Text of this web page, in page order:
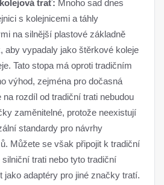
trať: Mnoho sad dnes
s kolejnicemi a táhly
na silnější plastové základně
aby vypadaly jako štěrkové koleje
Tato stopa má oproti tradičním
výhod, zejména pro dočasná
na rozdíl od tradiční trati nebudou
zaměnitelné, protože neexistují
standardy pro návrhy
Můžete se však připojit k tradiční
silniční trati nebo tyto tradiční
jako adaptéry pro jiné značky tratí.